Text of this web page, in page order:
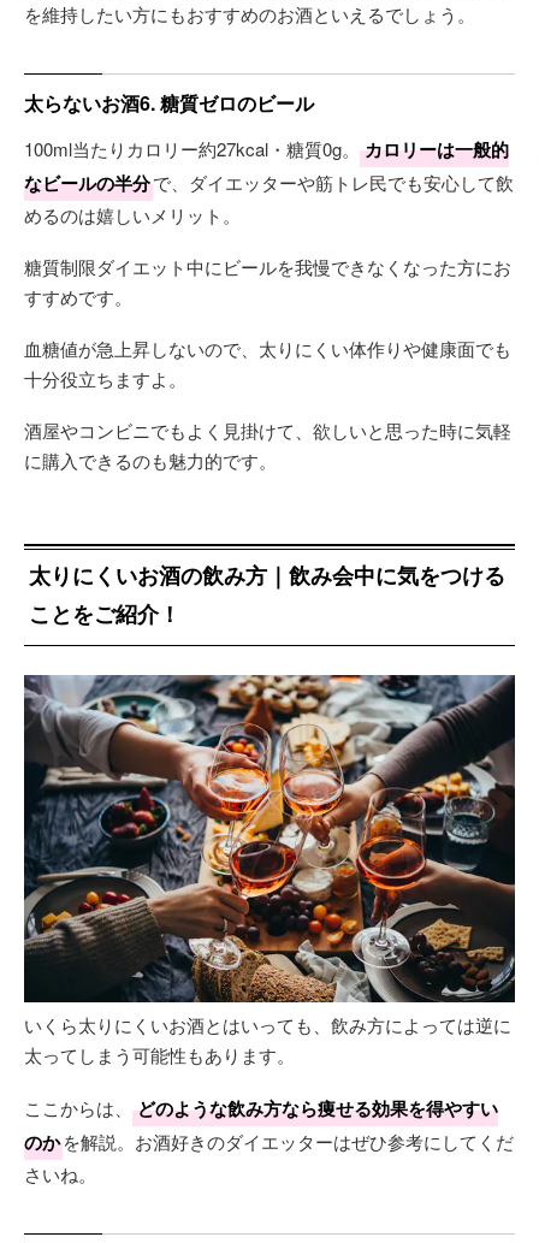
を維持したい方にもおすすめのお酒といえるでしょう。
太らないお酒6. 糖質ゼロのビール
100ml当たりカロリー約27kcal・糖質0g。
カロリーは一般的
なビールの半分で、ダイエッターや筋トレ民でも安心して飲
めるのは嬉しいメリット。
糖質制限ダイエット中にビールを我慢できなくなった方にお
すすめです。
血糖値が急上昇しないので、太りにくい体作りや健康面でも
十分役立ちますよ。
酒屋やコンビニでもよく見掛けて、欲しいと思った時に気軽
に購入できるのも魅力的です。
太りにくいお酒の飲み方｜飲み会中に気をつける
ことをご紹介！
いくら太りにくいお酒とはいっても、飲み方によっては逆に
太ってしまう可能性もあります。
ここからは、
どのような飲み方なら痩せる効果を得やすい
のかを解説。お酒好きのダイエッターはぜひ参考にしてくだ
さいね。